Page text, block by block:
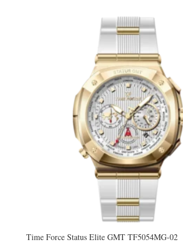
Time Force Status Elite GMT TF5054MG-02